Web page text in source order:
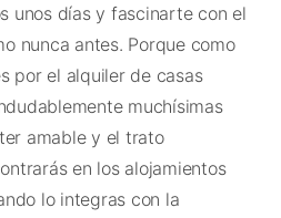
unos días y fascinarte con el
nunca antes. Porque como
por el alquiler de casas
muchísimas
amable y el trato
en los alojamientos
lo integras con la